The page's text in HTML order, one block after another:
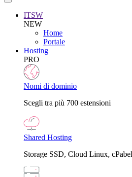
ITSW
NEW
Home
Portale
Hosting
PRO
Nomi di dominio
Scegli tra più 700 estensioni
Shared Hosting
Storage SSD, Cloud Linux,